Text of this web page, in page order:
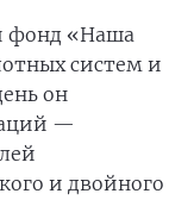
фонд «Наша
систем и
он
—
и двойного